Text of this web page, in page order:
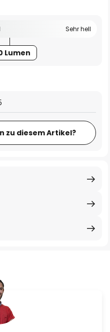
Sehr hell
Lumen
zu diesem Artikel?